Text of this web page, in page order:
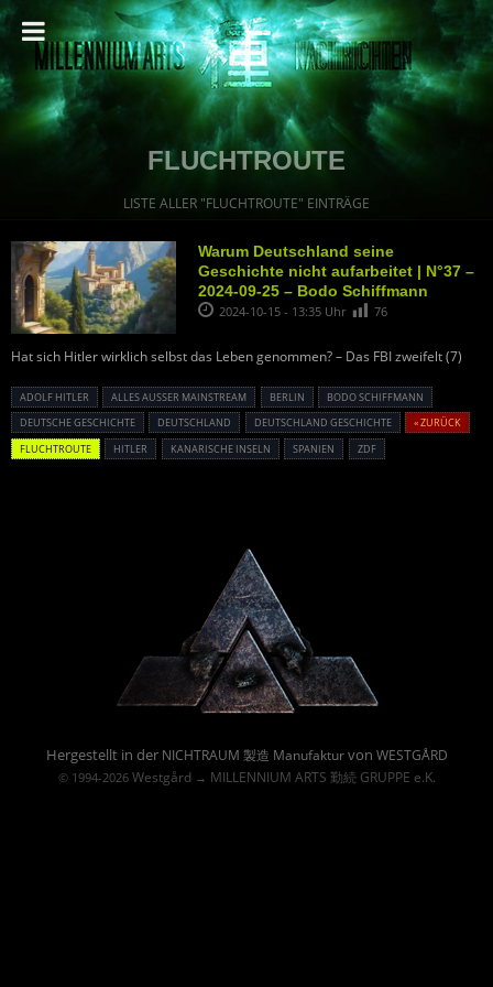
FLUCHTROUTE
LISTE ALLER "FLUCHTROUTE" EINTRÄGE
Warum Deutschland seine
Geschichte nicht aufarbeitet | N°37 –
2024-09-25 – Bodo Schiffmann
2024-10-15 - 13:35 Uhr 76
Hat sich Hitler wirklich selbst das Leben genommen? – Das FBI zweifelt (7)
ADOLF HITLER ALLES AUSSER MAINSTREAM BERLIN
BODO SCHIFFMANN
DEUTSCHE GESCHICHTE
DEUTSCHLAND DEUTSCHLAND GESCHICHTE
« ZURÜCK
FLUCHTROUTE
HITLER KANARISCHE INSELN SPANIEN ZDF
Hergestellt in der NICHTRAUM 製造 Manufakturvon WESTGÅRD
© 1994-2026 Westgård→ MILLENNIUM ARTS 勤続 GRUPPE e.K.
Powered By :